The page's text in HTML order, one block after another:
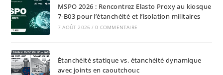
MSPO 2026 : Rencontrez Elasto Proxy au kiosque
7-B03 pour l’étanchéité et l’isolation militaires
7 AOÛT 2026 / 0 COMMENTAIRE
Étanchéité statique vs. étanchéité dynamique
avec joints en caoutchouc